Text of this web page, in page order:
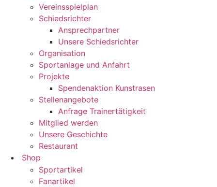
Vereinsspielplan
Schiedsrichter
Ansprechpartner
Unsere Schiedsrichter
Organisation
Sportanlage und Anfahrt
Projekte
Spendenaktion Kunstrasen
Stellenangebote
Anfrage Trainertätigkeit
Mitglied werden
Unsere Geschichte
Restaurant
Shop
Sportartikel
Fanartikel